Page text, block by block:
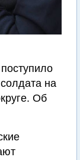
на
Об